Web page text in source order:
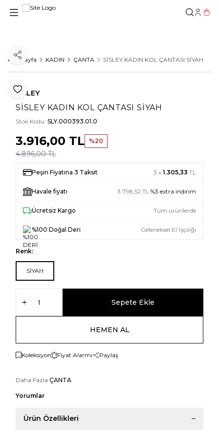
Ana Sayfa KADIN ÇANTA SİSLEY KADIN KOL ÇANTASI SİYAH
Favoriye Ekle
Paylaş
SİSLEY
SİSLEY KADIN KOL ÇANTASI SİYAH
Stok Kodu: SLY.000393.01.0
4.896,00TL
3.916,00 TL %20
Peşin Fiyatına 3 Taksit 3 x 1.305,33 TL
Havale fiyatı 3.798,52 TL %3 extra indirim
Ücretsiz Kargo Tüm ürünlerde
%100 Doğal Deri Geleneksel El İşçiliği
Renk:
SİYAH
Sepete Ekle
HEMEN AL
Koleksiyon Fiyat Alarmı Paylaş
Daha Fazla ÇANTA
Yorumlar
Ürün Özellikleri